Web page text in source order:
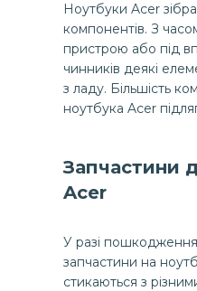
Ноутбуки Acer
компонентів. З
пристрою або під
чинників деякі
з ладу. Більшість
ноутбука Acer
Запчастини
Acer
У разі пошкодження
запчастини на
стикаються з